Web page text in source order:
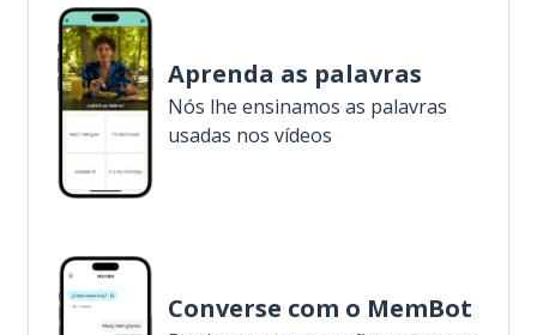
Aprenda as palavras
Nós lhe ensinamos as palavras
usadas nos vídeos
Converse com o MemBot